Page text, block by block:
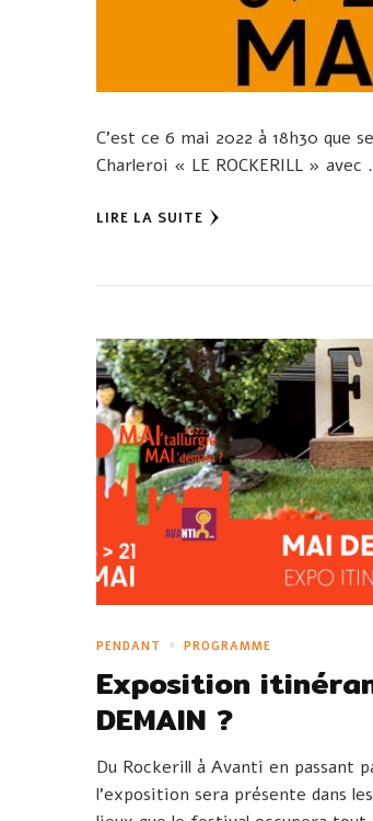
C’est ce 6 mai 2022 à 18h30 que
Charleroi « LE ROCKERILL » avec
LIRE LA SUITE
PENDANT PROGRAMME
Exposition
DEMAIN ?
Du Rockerill à Avanti en passant
l’exposition sera présente dans